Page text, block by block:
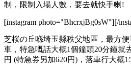
制，限制入場人數，要去就快手喇!
[instagram photo="BhcrxjBg0sW"][/
芝桜の丘喺埼玉縣秩父地區，最方
車，特急嘅話大概1個鐘頭20分鐘就
円 (特急券另加620円)，落車行大概